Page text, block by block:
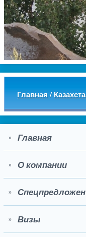
Главная/
» Главная
» О компании
»
» Визы